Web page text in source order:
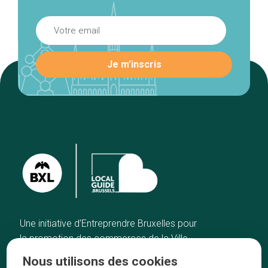
Une initiative d’Entreprendre Bruxelles pour
la promotion des commerces de la Ville
Nous utilisons des cookies